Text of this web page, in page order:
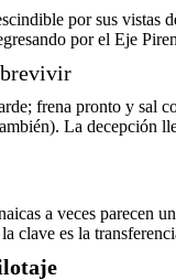
por sus vistas
por el Eje
frena pronto y sal
La decepción
a veces parecen
clave es la